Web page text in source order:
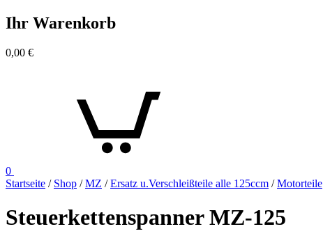
Ihr Warenkorb
0,00 €
0
Startseite / Shop /MZ /Ersatz u.Verschleißteile alle 125ccm /Motorteile
Steuerkettenspanner MZ-125